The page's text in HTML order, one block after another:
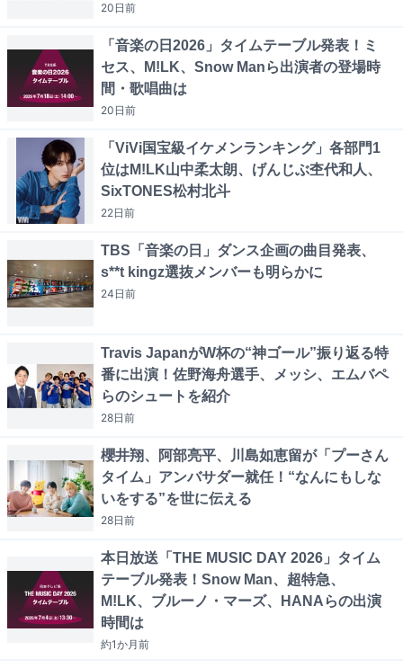
20日前
「音楽の日2026」タイムテーブル発表！ミ
セス、M!LK、Snow Manら出演者の登場時
間・歌唱曲は
20日前
「ViVi国宝級イケメンランキング」各部門1
位はM!LK山中柔太朗、げんじぶ杢代和人、
SixTONES松村北斗
22日前
TBS「音楽の日」ダンス企画の曲目発表、
s**t kingz選抜メンバーも明らかに
24日前
Travis JapanがW杯の“神ゴール”振り返る特
番に出演！佐野海舟選手、メッシ、エムバペ
らのシュートを紹介
28日前
櫻井翔、阿部亮平、川島如恵留が「プーさん
タイム」アンバサダー就任！“なんにもしな
いをする”を世に伝える
28日前
本日放送「THE MUSIC DAY 2026」タイム
テーブル発表！Snow Man、超特急、
M!LK、ブルーノ・マーズ、HANAらの出演
時間は
約1か月前